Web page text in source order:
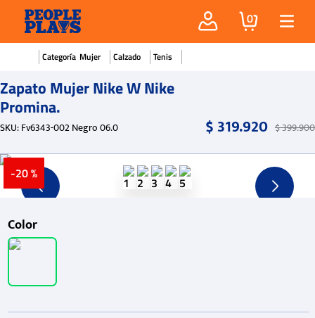
0
Mujer Calzado Tenis
Zapato Mujer Nike W Nike
Promina.
SKU:Fv6343-002 Negro 06.0 $319.920 $399.900
-20 %
Color